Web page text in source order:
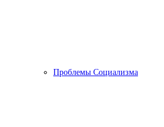
Проблемы Социализма